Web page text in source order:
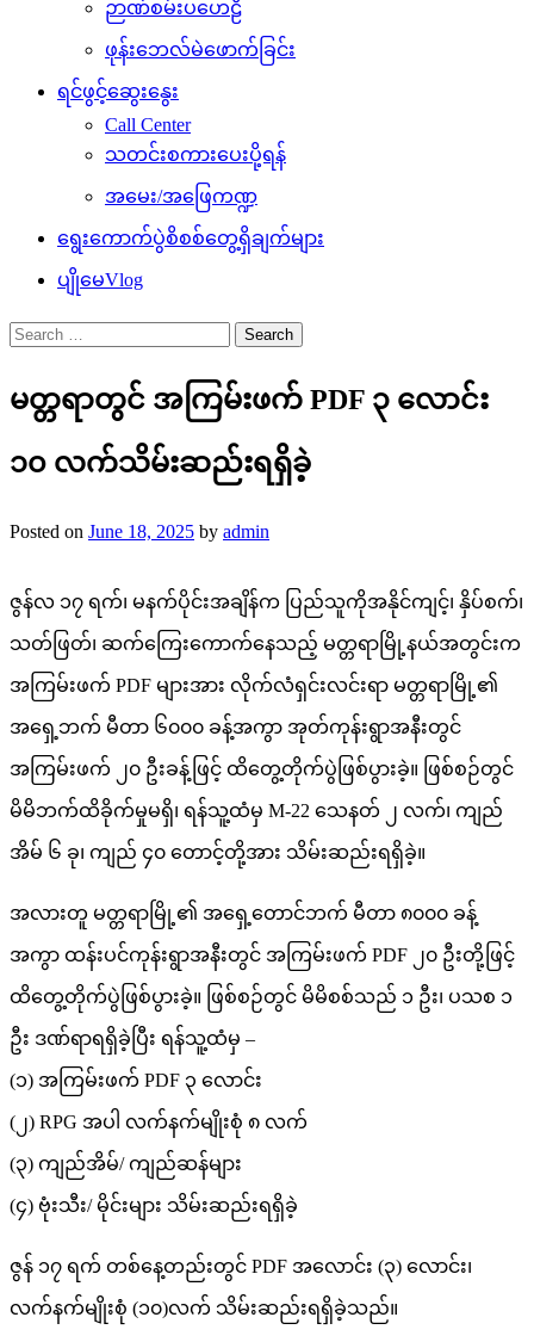
ဉာဏ်စမ်းပဟေဠိ
ဖုန်းဘေလ်မဲဖောက်ခြင်း
ရင်ဖွင့်ဆွေးနွေး
Call Center
သတင်းစကားပေးပို့ရန်
အမေး/အဖြေကဏ္ဍ
ရွေးကောက်ပွဲစိစစ်တွေ့ရှိချက်များ
ပျိုမေVlog
Search
for:
မတ္တရာတွင် အကြမ်းဖက် PDF ၃ လောင်း
၁၀ လက်သိမ်းဆည်းရရှိခဲ့
Posted on June 18, 2025 by admin
ဇွန်လ ၁၇ ရက်၊ မနက်ပိုင်းအချိန်က ပြည်သူကိုအနိုင်ကျင့်၊ နှိပ်စက်၊
သတ်ဖြတ်၊ ဆက်ကြေးကောက်နေသည့် မတ္တရာမြို့နယ်အတွင်းက
အကြမ်းဖက် PDF များအား လိုက်လံရှင်းလင်းရာ မတ္တရာမြို့၏
အရှေ့ဘက် မီတာ ၆၀၀၀ ခန့်အကွာ အုတ်ကုန်းရွာအနီးတွင်
အကြမ်းဖက် ၂၀ ဦးခန့်ဖြင့် ထိတွေ့တိုက်ပွဲဖြစ်ပွားခဲ့။ ဖြစ်စဉ်တွင်
မိမိဘက်ထိခိုက်မှုမရှိ၊ ရန်သူ့ထံမှ M-22 သေနတ် ၂ လက်၊ ကျည်
အိမ် ၆ ခု၊ ကျည် ၄၀ တောင့်တို့အား သိမ်းဆည်းရရှိခဲ့။
အလားတူ မတ္တရာမြို့၏ အရှေ့တောင်ဘက် မီတာ ၈၀၀၀ ခန့်
အကွာ ထန်းပင်ကုန်းရွာအနီးတွင် အကြမ်းဖက် PDF ၂၀ ဦးတို့ဖြင့်
ထိတွေ့တိုက်ပွဲဖြစ်ပွားခဲ့။ ဖြစ်စဉ်တွင် မိမိစစ်သည် ၁ ဦး၊ ပသစ ၁
ဦး ဒဏ်ရာရရှိခဲ့ပြီး ရန်သူ့ထံမှ –
(၁) အကြမ်းဖက် PDF ၃ လောင်း
(၂) RPG အပါ လက်နက်မျိုးစုံ ၈ လက်
(၃) ကျည်အိမ်/ ကျည်ဆန်များ
(၄) ဗုံးသီး/ မိုင်းများ သိမ်းဆည်းရရှိခဲ့
ဇွန် ၁၇ ရက် တစ်နေ့တည်းတွင် PDF အလောင်း (၃) လောင်း၊
လက်နက်မျိုးစုံ (၁၀)လက် သိမ်းဆည်းရရှိခဲ့သည်။